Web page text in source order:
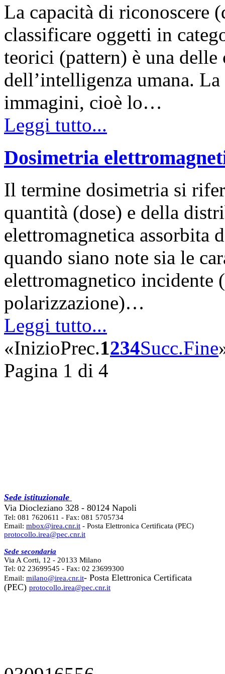
La capacità di riconoscere
classificare oggetti in
teorici (pattern) è una
dell’intelligenza umana.
immagini, cioè lo…
Leggi tutto...
Dosimetria
Il termine dosimetria si
quantità (dose) e della
elettromagnetica assorbita
quando siano note sia le
elettromagnetico incidente
polarizzazione)…
Leggi tutto...
«InizioPrec.1234Succ.Fine
Pagina 1 di 4
Sede istituzionale
Via Diocleziano 328 - 80124 Napoli
Tel: 081 7620611 - Fax: 081 5705734
Email: mbox@irea.cnr.it - Posta Elettronica Certificata (PEC)
protocollo.irea@pec.cnr.it
Sede secondaria
Via A Corti, 12 - 20133 Milano
Tel: 02 23699545 - Fax: 02 23699300
Email: milano@irea.cnr.it- Posta Elettronica Certificata
(PEC) protocollo.irea@pec.cnr.it